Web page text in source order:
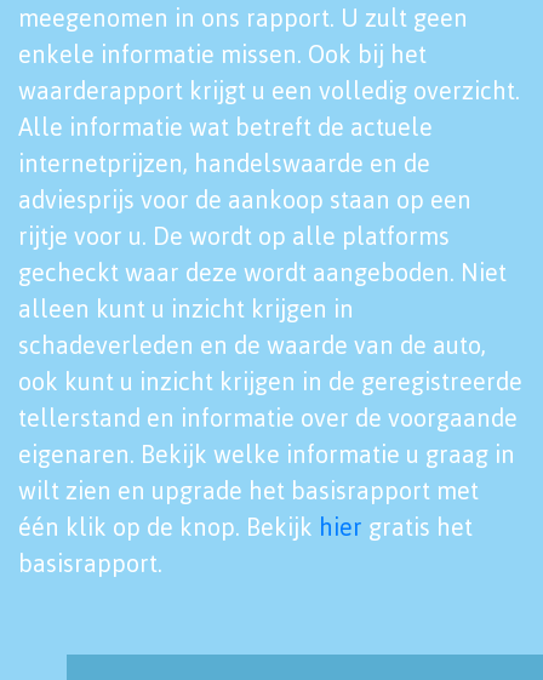
meegenomen in ons rapport. U zult geen
enkele informatie missen. Ook bij het
waarderapport krijgt u een volledig overzicht.
Alle informatie wat betreft de actuele
internetprijzen, handelswaarde en de
adviesprijs voor de aankoop staan op een
rijtje voor u. De wordt op alle platforms
gecheckt waar deze wordt aangeboden. Niet
alleen kunt u inzicht krijgen in
schadeverleden en de waarde van de auto,
ook kunt u inzicht krijgen in de geregistreerde
tellerstand en informatie over de voorgaande
eigenaren. Bekijk welke informatie u graag in
wilt zien en upgrade het basisrapport met
één klik op de knop. Bekijk hier gratis het
basisrapport.